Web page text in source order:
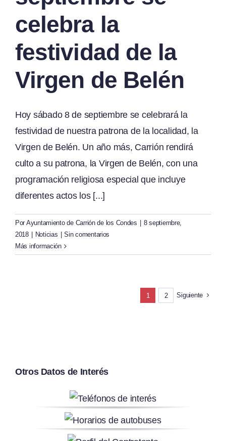
celebra la
festividad de la
Virgen de Belén
Hoy sábado 8 de septiembre se celebrará la
festividad de nuestra patrona de la localidad, la
Virgen de Belén. Un año más, Carrión rendirá
culto a su patrona, la Virgen de Belén, con una
programación religiosa especial que incluye
diferentes actos los [...]
Por Ayuntamiento de Carrión de los Condes
8 septiembre,
2018
Noticias
Sin comentarios
Más información
1 2 Siguiente
Otros Datos de Interés